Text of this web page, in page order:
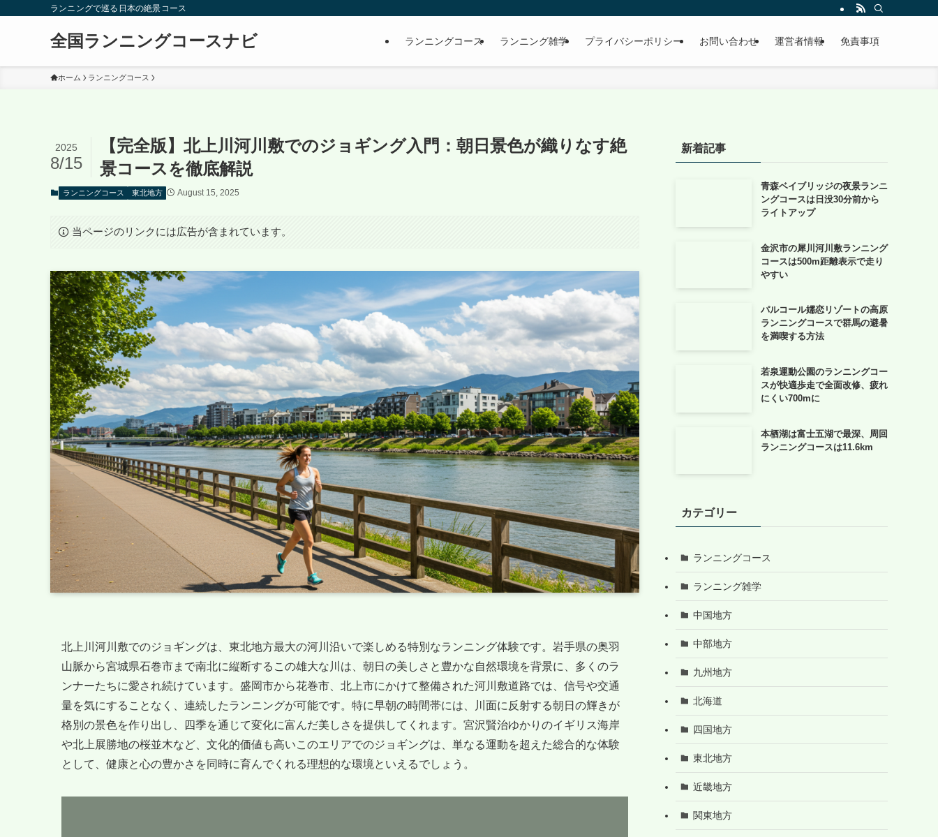
ランニングで巡る日本の絶景コース
全国ランニングコースナビ ランニングコース ランニング雑学 プライバシーポリシー お問い合わせ 運営者情報 免責事項
ホーム ランニングコース
【完全版】北上川河川敷でのジョギング入門：朝日景色が織りなす絶
景コースを徹底解説
2025
8/15
ランニングコース 東北地方 August 15, 2025
当ページのリンクには広告が含まれています。
北上川河川敷でのジョギングは、東北地方最大の河川沿いで楽しめる特別なランニング体験です。岩手県の奥羽
山脈から宮城県石巻市まで南北に縦断するこの雄大な川は、朝日の美しさと豊かな自然環境を背景に、多くのラ
ンナーたちに愛され続けています。盛岡市から花巻市、北上市にかけて整備された河川敷道路では、信号や交通
量を気にすることなく、連続したランニングが可能です。特に早朝の時間帯には、川面に反射する朝日の輝きが
格別の景色を作り出し、四季を通じて変化に富んだ美しさを提供してくれます。宮沢賢治ゆかりのイギリス海岸
や北上展勝地の桜並木など、文化的価値も高いこのエリアでのジョギングは、単なる運動を超えた総合的な体験
として、健康と心の豊かさを同時に育んでくれる理想的な環境といえるでしょう。
新着記事
青森ベイブリッジの夜景ランニ
ングコースは日没30分前から
ライトアップ
金沢市の犀川河川敷ランニング
コースは500m距離表示で走り
やすい
パルコール嬬恋リゾートの高原
ランニングコースで群馬の避暑
を満喫する方法
若泉運動公園のランニングコー
スが快適歩走で全面改修、疲れ
にくい700mに
本栖湖は富士五湖で最深、周回
ランニングコースは11.6km
カテゴリー
ランニングコース
ランニング雑学
中国地方
中部地方
九州地方
北海道
四国地方
東北地方
近畿地方
関東地方